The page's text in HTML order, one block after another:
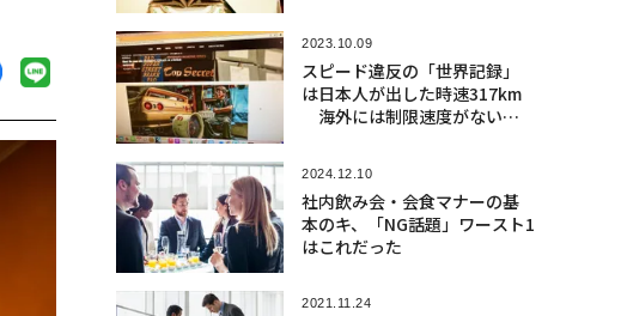
2023.10.09
スピード違反の「世界記録」
は日本人が出した時速317km
海外には制限速度がない道
2024.12.10
社内飲み会・会食マナーの基
本のキ、「NG話題」ワースト1
はこれだった
2021.11.24